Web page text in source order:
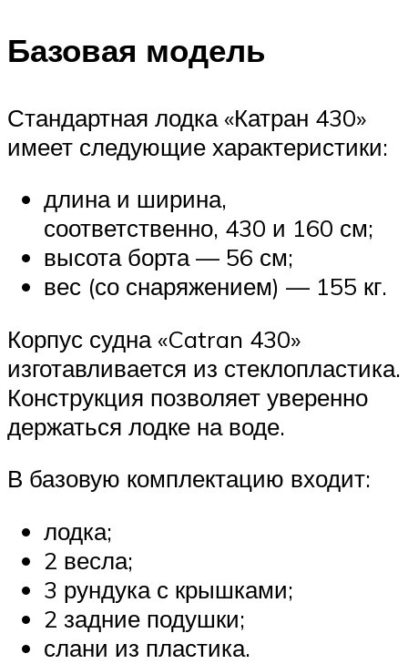
Базовая модель
Стандартная лодка «Катран 430»
имеет следующие характеристики:
длина и ширина,
соответственно, 430 и 160 см;
высота борта — 56 см;
вес (со снаряжением) — 155 кг.
Корпус судна «Catran 430»
изготавливается из стеклопластика.
Конструкция позволяет уверенно
держаться лодке на воде.
В базовую комплектацию входит:
лодка;
2 весла;
3 рундука с крышками;
2 задние подушки;
слани из пластика.